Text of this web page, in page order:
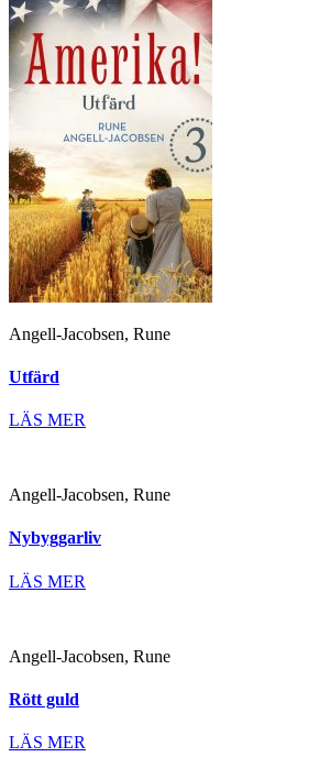
Angell-Jacobsen, Rune
Utfärd
LÄS MER
Angell-Jacobsen, Rune
Nybyggarliv
LÄS MER
Angell-Jacobsen, Rune
Rött guld
LÄS MER